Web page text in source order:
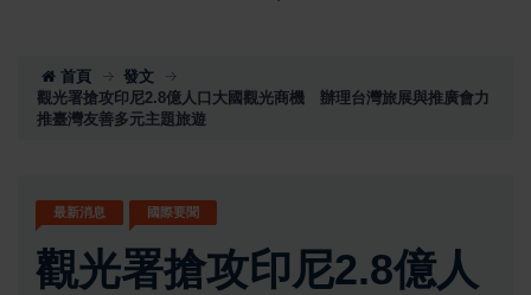
首頁
發文
觀光署搶攻印尼2.8億人口大國觀光商機 辦理台灣旅展與推廣會力
推臺灣友善多元主題旅遊
最新消息 國際要聞
觀光署搶攻印尼2.8億人